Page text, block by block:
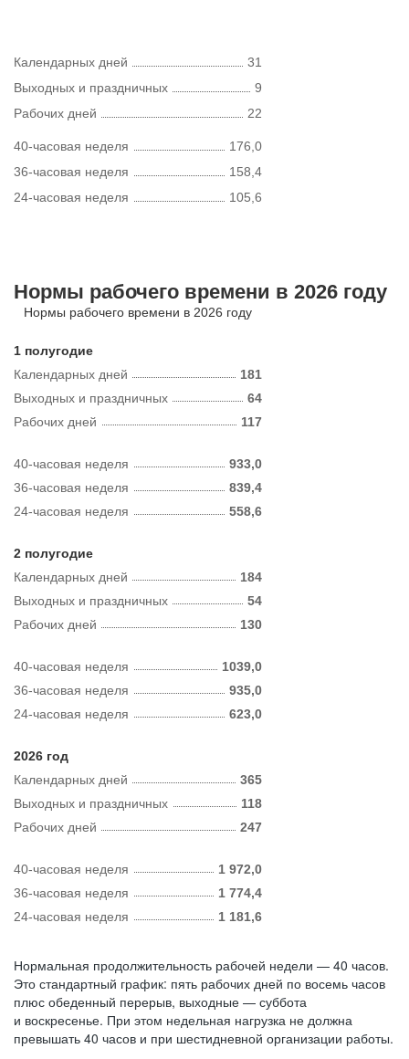
Календарных дней
31
Выходных и праздничных
9
Рабочих дней
22
40-часовая неделя
176,0
36-часовая неделя
158,4
24-часовая неделя
105,6
Нормы рабочего времени в 2026 году
Нормы рабочего времени в 2026 году
1 полугодие
Календарных дней
181
Рабочих дней 117
Выходных и праздничных 64
40-часовая неделя
933,0
36-часовая неделя
839,4
24-часовая неделя
558,6
2 полугодие
Календарных дней
184
Рабочих дней 130
Выходных и праздничных 54
40-часовая неделя
1039,0
36-часовая неделя
935,0
24-часовая неделя
623,0
2026 год
Календарных дней
365
Рабочих дней 247
Выходных и праздничных 118
40-часовая неделя
1 972,0
36-часовая неделя
1 774,4
24-часовая неделя
1 181,6
Нормальная продолжительность рабочей недели — 40 часов.
Это стандартный график: пять рабочих дней по восемь часов
плюс обеденный перерыв, выходные — суббота
и воскресенье. При этом недельная нагрузка не должна
превышать 40 часов и при шестидневной организации работы.